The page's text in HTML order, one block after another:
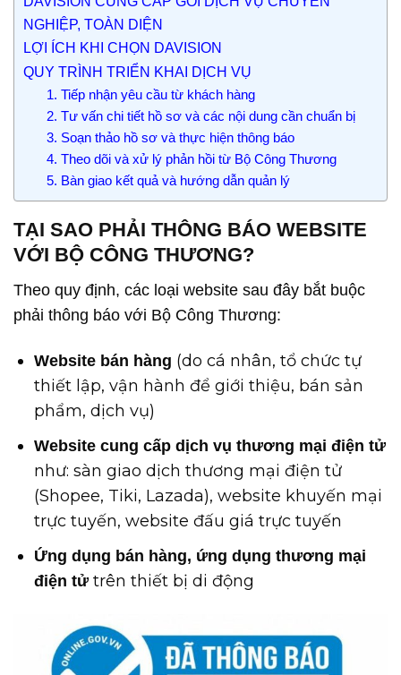
NGHIỆP, TOÀN DIỆN
LỢI ÍCH KHI CHỌN DAVISION
QUY TRÌNH TRIỂN KHAI DỊCH VỤ
1. Tiếp nhận yêu cầu từ khách hàng
2. Tư vấn chi tiết hồ sơ và các nội dung cần chuẩn bị
3. Soạn thảo hồ sơ và thực hiện thông báo
4. Theo dõi và xử lý phản hồi từ Bộ Công Thương
5. Bàn giao kết quả và hướng dẫn quản lý
TẠI SAO PHẢI THÔNG BÁO WEBSITE
VỚI BỘ CÔNG THƯƠNG?
Theo quy định, các loại website sau đây bắt buộc
phải thông báo với Bộ Công Thương:
Website bán hàng (do cá nhân, tổ chức tự
thiết lập, vận hành để giới thiệu, bán sản
phẩm, dịch vụ)
Website cung cấp dịch vụ thương mại điện tử
như: sàn giao dịch thương mại điện tử
(Shopee, Tiki, Lazada), website khuyến mại
trực tuyến, website đấu giá trực tuyến
Ứng dụng bán hàng, ứng dụng thương mại
điện tử trên thiết bị di động